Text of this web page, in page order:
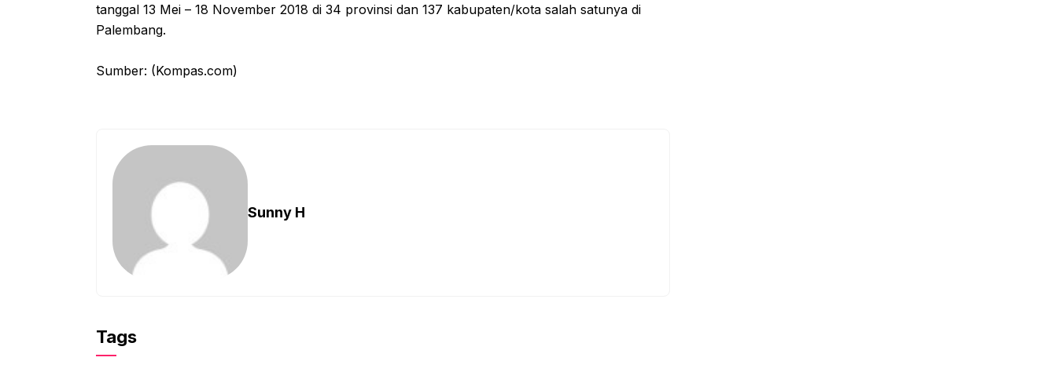
tanggal 13 Mei – 18 November 2018 di 34 provinsi dan 137 kabupaten/kota salah satunya di
Palembang.
Sumber: (Kompas.com)
Sunny H
Tags